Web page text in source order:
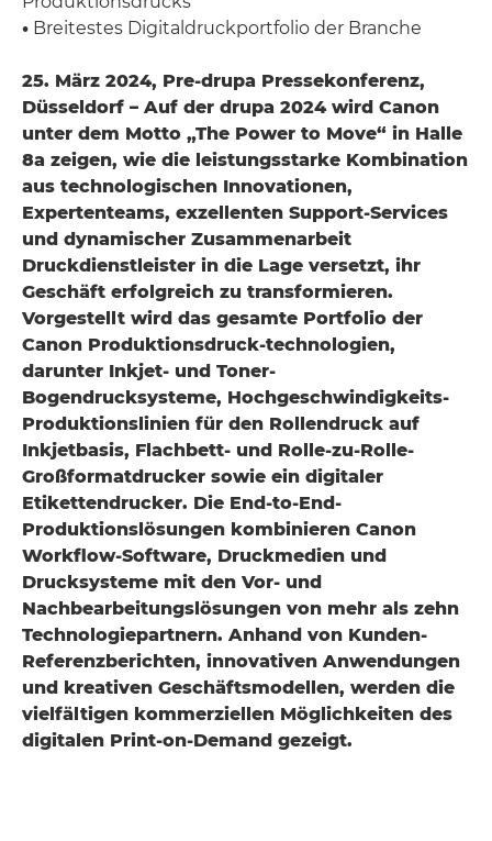
• Breitestes Digitaldruckportfolio der Branche
25. März 2024, Pre-drupa Pressekonferenz,
Düsseldorf – Auf der drupa 2024 wird Canon
unter dem Motto „The Power to Move“ in Halle
8a zeigen, wie die leistungsstarke Kombination
aus technologischen Innovationen,
Expertenteams, exzellenten Support-Services
und dynamischer Zusammenarbeit
Druckdienstleister in die Lage versetzt, ihr
Geschäft erfolgreich zu transformieren.
Vorgestellt wird das gesamte Portfolio der
Canon Produktionsdruck-technologien,
darunter Inkjet- und Toner-
Bogendrucksysteme, Hochgeschwindigkeits-
Produktionslinien für den Rollendruck auf
Inkjetbasis, Flachbett- und Rolle-zu-Rolle-
Großformatdrucker sowie ein digitaler
Etikettendrucker. Die End-to-End-
Produktionslösungen kombinieren Canon
Workflow-Software, Druckmedien und
Drucksysteme mit den Vor- und
Nachbearbeitungslösungen von mehr als zehn
Technologiepartnern. Anhand von Kunden-
Referenzberichten, innovativen Anwendungen
und kreativen Geschäftsmodellen, werden die
vielfältigen kommerziellen Möglichkeiten des
digitalen Print-on-Demand gezeigt.